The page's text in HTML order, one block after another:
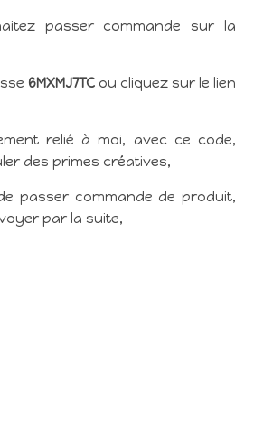
passer commande sur la
6MXMJ7TC ou cliquez sur le lien
relié à moi, avec ce code,
des primes créatives,
passer commande de produit,
par la suite,